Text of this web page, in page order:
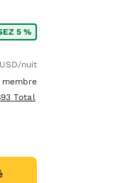
5 %
: :
USD/nuit
les détails totaux
Total